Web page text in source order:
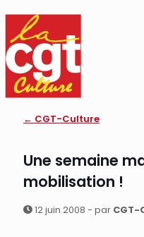
← CGT-Culture
Une semaine
mobilisation !
12 juin 2008 - par